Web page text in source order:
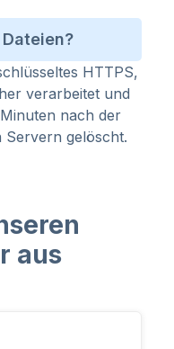
HTTPS,
verarbeitet und
nach der
gelöscht.
aus